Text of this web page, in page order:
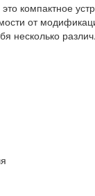
компактное
от
несколько